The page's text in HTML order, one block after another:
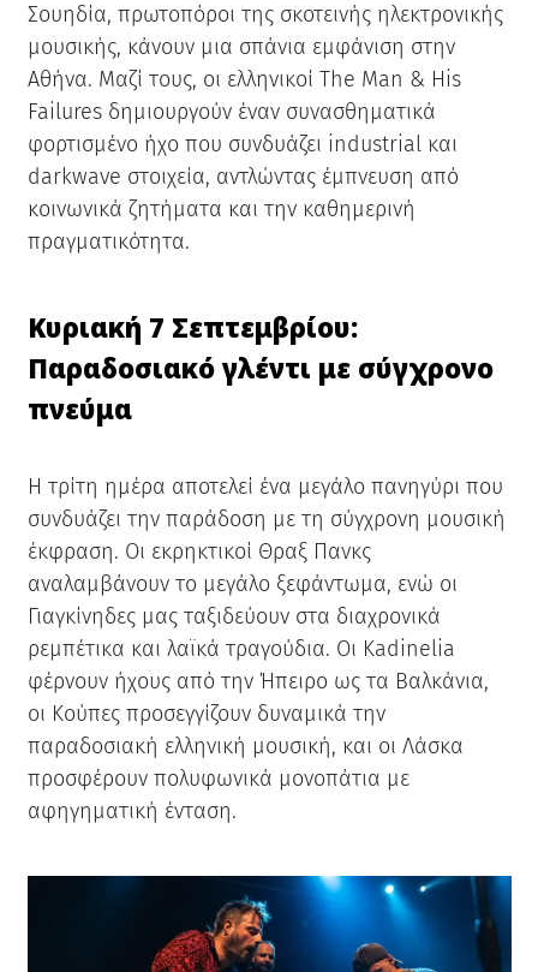
Σουηδία, πρωτοπόροι της σκοτεινής ηλεκτρονικής
μουσικής, κάνουν μια σπάνια εμφάνιση στην
Αθήνα. Μαζί τους, οι ελληνικοί The Man & His
Failures δημιουργούν έναν συνασθηματικά
φορτισμένο ήχο που συνδυάζει industrial και
darkwave στοιχεία, αντλώντας έμπνευση από
κοινωνικά ζητήματα και την καθημερινή
πραγματικότητα.
Κυριακή 7 Σεπτεμβρίου:
Παραδοσιακό γλέντι με σύγχρονο
πνεύμα
Η τρίτη ημέρα αποτελεί ένα μεγάλο πανηγύρι που
συνδυάζει την παράδοση με τη σύγχρονη μουσική
έκφραση. Οι εκρηκτικοί Θραξ Πανκς
αναλαμβάνουν το μεγάλο ξεφάντωμα, ενώ οι
Γιαγκίνηδες μας ταξιδεύουν στα διαχρονικά
ρεμπέτικα και λαϊκά τραγούδια. Οι Kadinelia
φέρνουν ήχους από την Ήπειρο ως τα Βαλκάνια,
οι Κούπες προσεγγίζουν δυναμικά την
παραδοσιακή ελληνική μουσική, και οι Λάσκα
προσφέρουν πολυφωνικά μονοπάτια με
αφηγηματική ένταση.